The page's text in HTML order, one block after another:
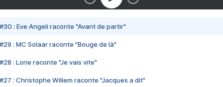
#30 : Eve Angeli raconte "Avant de partir"
#29 : MC Solaar raconte "Bouge de là"
#28 : Lorie raconte "Je vais vite"
#27 : Christophe Willem raconte "Jacques a dit"